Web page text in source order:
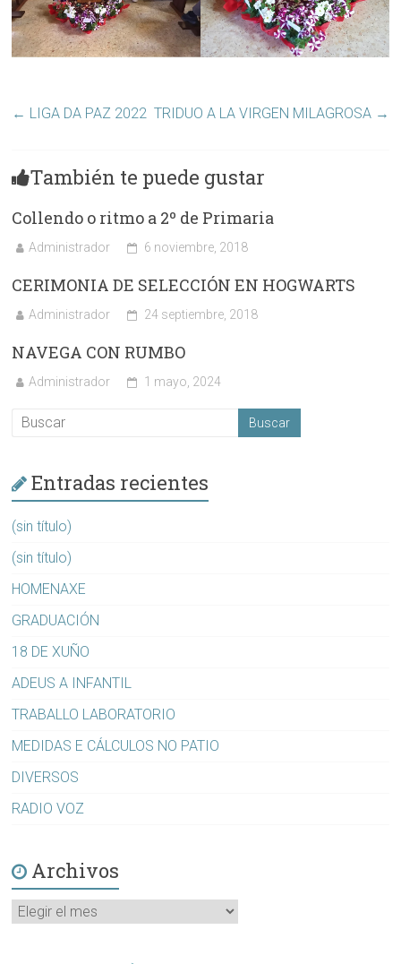
← LIGA DA PAZ 2022 TRIDUO A LA VIRGEN MILAGROSA →
También te puede gustar
Collendo o ritmo a 2º de Primaria
Administrador 6 noviembre, 2018
CERIMONIA DE SELECCIÓN EN HOGWARTS
Administrador 24 septiembre, 2018
NAVEGA CON RUMBO
Administrador 1 mayo, 2024
Entradas recientes
(sin título)
(sin título)
HOMENAXE
GRADUACIÓN
18 DE XUÑO
ADEUS A INFANTIL
TRABALLO LABORATORIO
MEDIDAS E CÁLCULOS NO PATIO
DIVERSOS
RADIO VOZ
Archivos
Archivos